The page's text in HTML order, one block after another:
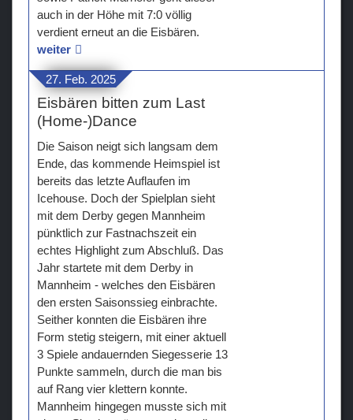
auch in der Höhe mit 7:0 völlig
verdient erneut an die Eisbären.
weiter
27. Feb. 2025
Eisbären bitten zum Last
(Home-)Dance
Die Saison neigt sich langsam dem
Ende, das kommende Heimspiel ist
bereits das letzte Auflaufen im
Icehouse. Doch der Spielplan sieht
mit dem Derby gegen Mannheim
pünktlich zur Fastnachszeit ein
echtes Highlight zum Abschluß. Das
Jahr startete mit dem Derby in
Mannheim - welches den Eisbären
den ersten Saisonssieg einbrachte.
Seither konnten die Eisbären ihre
Form stetig steigern, mit einer aktuell
3 Spiele andauernden Siegesserie 13
Punkte sammeln, durch die man bis
auf Rang vier klettern konnte.
Mannheim hingegen musste sich mit